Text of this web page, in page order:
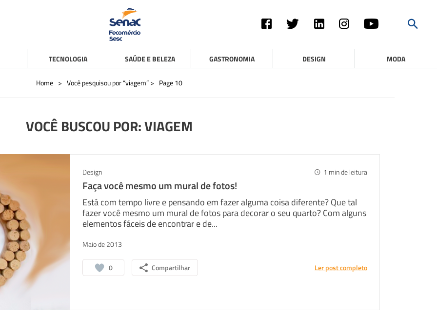
TECNOLOGIA SAÚDE E BELEZA GASTRONOMIA DESIGN MODA
Home > Você pesquisou por “viagem”> Page 10
VOCÊ BUSCOU POR: VIAGEM
Design 1 min de leitura
Faça você mesmo um mural de fotos!
Está com tempo livre e pensando em fazer alguma coisa diferente? Que tal
fazer você mesmo um mural de fotos para decorar o seu quarto? Com alguns
elementos fáceis de encontrar e de...
Maio de 2013
0 Compartilhar Ler post completo